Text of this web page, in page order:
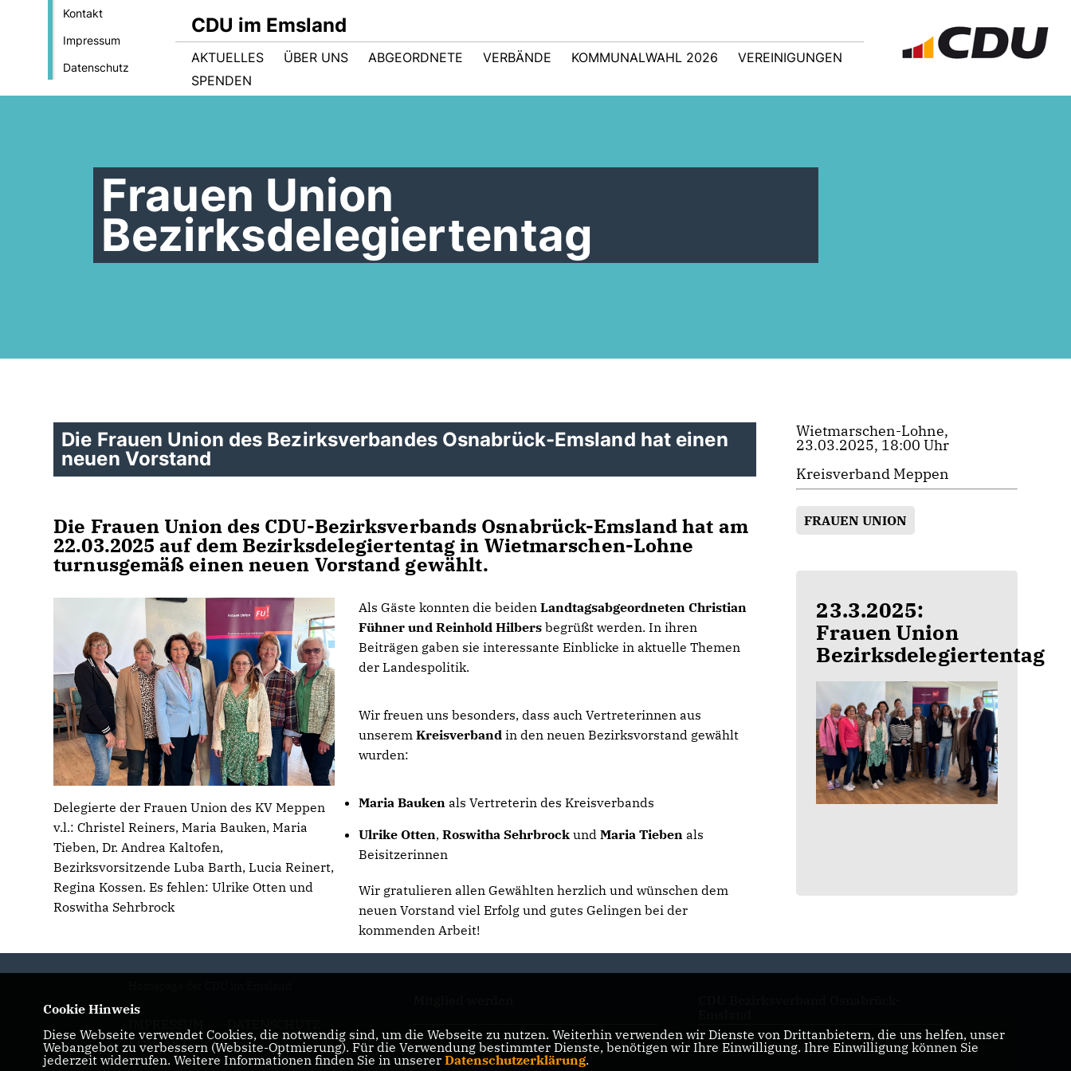
Kontakt
Impressum
Datenschutz
CDU im Emsland
AKTUELLES ÜBER UNS ABGEORDNETE VERBÄNDE KOMMUNALWAHL 2026
VEREINIGUNGEN
SPENDEN
Frauen Union
Bezirksdelegiertentag
Die Frauen Union des Bezirksverbandes Osnabrück-Emsland hat einen
neuen Vorstand
Die Frauen Union des CDU-Bezirksverbands Osnabrück-Emslandhat am
22.03.2025 auf dem Bezirksdelegiertentag in Wietmarschen-Lohne
turnusgemäß einen neuen Vorstand gewählt.
Delegierte der Frauen Union des KV Meppen
v.l.: Christel Reiners, Maria Bauken, Maria
Tieben, Dr. Andrea Kaltofen,
Bezirksvorsitzende Luba Barth, Lucia Reinert,
Regina Kossen. Es fehlen: Ulrike Otten und
Roswitha Sehrbrock
Als Gäste konnten die beidenLandtagsabgeordneten Christian
Fühner und Reinhold Hilbers begrüßt werden. In ihren
Beiträgen gaben sie interessante Einblicke in aktuelle Themen
der Landespolitik.
Wir freuen uns besonders, dass auch Vertreterinnen aus
unseremKreisverband in den neuen Bezirksvorstand gewählt
wurden:
Maria Bauken als Vertreterin des Kreisverbands
Ulrike Otten,Roswitha Sehrbrock undMaria Tieben als
Beisitzerinnen
Wir gratulieren allen Gewählten herzlich und wünschen dem
neuen Vorstand viel Erfolg und gutes Gelingen bei der
kommenden Arbeit!
Wietmarschen-Lohne,
23.03.2025, 18:00 Uhr
Kreisverband Meppen
FRAUEN UNION
23.3.2025:
Frauen Union
Bezirksdelegiertentag
KONTAKT
CDU in Niedersachsen CDU Kreistagsfraktion Emsland
Cookie Hinweis
Diese Webseite verwendet Cookies, die notwendig sind, um die Webseite zu nutzen. Weiterhin verwenden wir Dienste von Drittanbietern, die uns helfen, unser
Webangebot zu verbessern (Website-Optmierung). Für die Verwendung bestimmter Dienste, benötigen wir Ihre Einwilligung. Ihre Einwilligung können Sie
jederzeit widerrufen. Weitere Informationen finden Sie in unserer Datenschutzerklärung.